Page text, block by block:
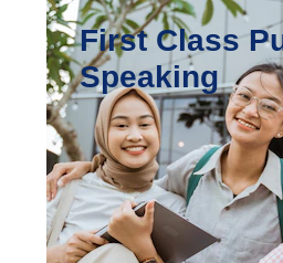
First Class
Speaking